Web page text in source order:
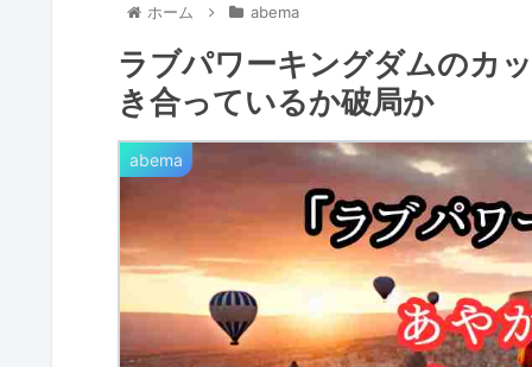
ホーム abema
ラブパワーキングダムのカ
き合っているか破局か
abema